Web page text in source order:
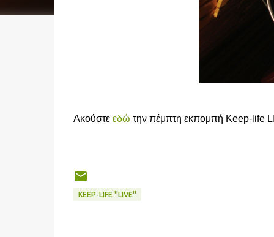
Ακούστε εδώ την πέμπτη εκπομπή Keep-life
KEEP-LIFE ''LIVE''